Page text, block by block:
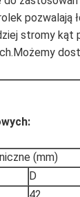
pozwalają
stromy
(mm)
D